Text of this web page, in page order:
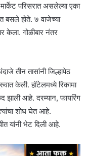
परिसरात असलेल्या एका
बसले होते. ७ वाजेच्या
केला. गोळीबार नंतर
तीन तासांनी जिल्हापेठ
केली. हॉटेलमध्ये रिकामा
झाली आहे. दरम्यान, फायरिंग
शोध घेत आहे.
यांनी भेट दिली आहे.